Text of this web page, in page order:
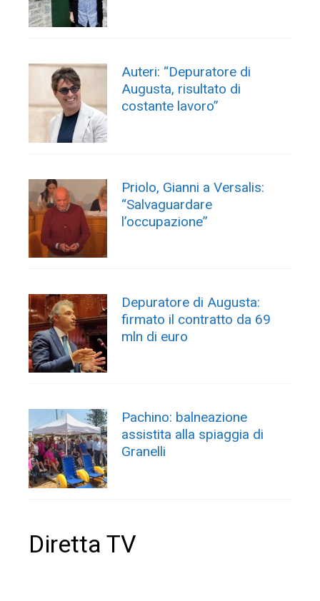
Auteri: “Depuratore di
Augusta, risultato di
costante lavoro”
Priolo, Gianni a Versalis:
“Salvaguardare
l’occupazione”
Depuratore di Augusta:
firmato il contratto da 69
mln di euro
Pachino: balneazione
assistita alla spiaggia di
Granelli
Diretta TV